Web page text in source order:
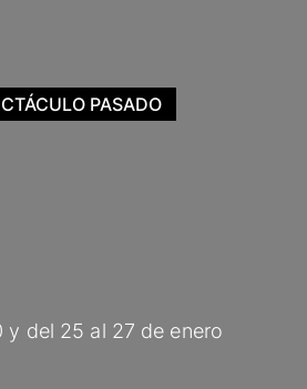
y del 25 al 27 de enero
PASADO